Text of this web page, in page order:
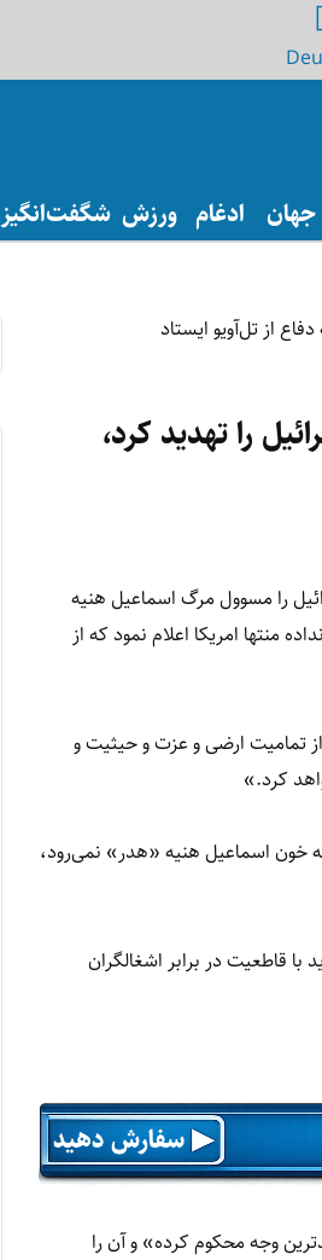
جهان ادغام ورزش شگفت‌انگیز
را تهدید کرد،
را مسوول مرگ اسماعیل هنیه
منتها امریکا اعلام نمود که از
تمامیت ارضی و عزت و حیثیت و
کرد.»
خون اسماعیل هنیه «هدر» نمی‌رود،
قاطعیت در برابر اشغالگران
وجه محکوم کرده» و آن را